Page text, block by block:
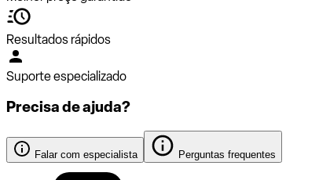
Resultados rápidos
Suporte especializado
Precisa de ajuda?
Falar com especialista Perguntas frequentes